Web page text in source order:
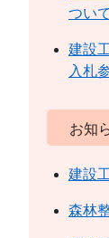
ついて
建設
入札
お知
建設
森林